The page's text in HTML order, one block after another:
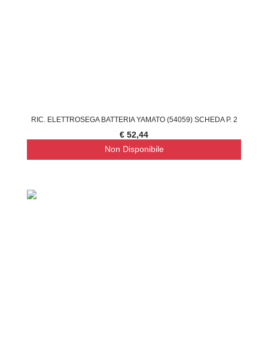
RIC. ELETTROSEGA BATTERIA YAMATO (54059) SCHEDA P. 2
€ 52,44
Non Disponibile